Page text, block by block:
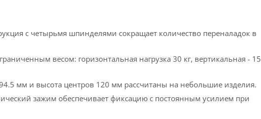
с четырьмя шпинделями сокращает количество переналадок в
весом: горизонтальная нагрузка 30 кг, вертикальная - 15
мм и высота центров 120 мм рассчитаны на небольшие изделия.
зажим обеспечивает фиксацию с постоянным усилием при